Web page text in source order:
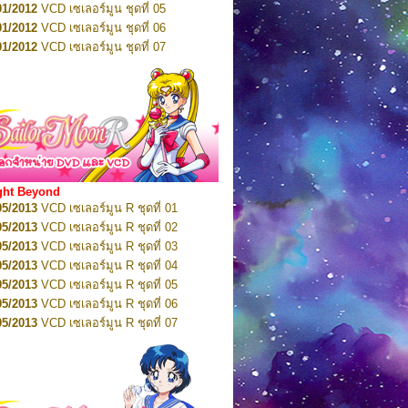
2016DVD เซเลอร์มูน คริสตัล VOL.7
2016DVD เซเลอร์มูน คริสตัล VOL.8
2017 DVD เซเลอร์มูน คริสตัล Box-Set
2012 VCD เซเลอร์มูน ชุดที่ 05
2012 VCD เซเลอร์มูน ชุดที่ 06
2012 VCD เซเลอร์มูน ชุดที่ 07
VCD เซเลอร์มูน ชุดที่ 08
VCD เซเลอร์มูน ชุดที่ 09
VCD เซเลอร์มูน ชุดที่ 10
2012VCD เซเลอร์มูน ชุดที่ 11
2012VCD เซเลอร์มูน ชุดที่ 12
2012VCD เซเลอร์มูน ชุดที่ 13
2012VCD เซเลอร์มูน ชุดที่ 14
2012 VCD เซเลอร์มูน ชุดที่ 15
VCD เซเลอร์มูน ชุดที่ 16
VCD เซเลอร์มูน ชุดที่ 17
VCD เซเลอร์มูน ชุดที่ 18
VCD เซเลอร์มูน ชุดที่ 19
VCD เซเลอร์มูน ชุดที่ 20
VCD เซเลอร์มูน ชุดที่ 21
VCD เซเลอร์มูน ชุดที่ 22
VCD เซเลอร์มูน ชุดที่ 23
DVD เซเลอร์มูน ชุดที่ 01
DVD เซเลอร์มูน ชุดที่ 02
Beyond
2013 VCD เซเลอร์มูน R ชุดที่ 01
2013 VCD เซเลอร์มูน R ชุดที่ 02
2013 VCD เซเลอร์มูน R ชุดที่ 03
2013 VCD เซเลอร์มูน R ชุดที่ 04
2013 VCD เซเลอร์มูน R ชุดที่ 05
2013 VCD เซเลอร์มูน R ชุดที่ 06
2013 VCD เซเลอร์มูน R ชุดที่ 07
VCD เซเลอร์มูน R ชุดที่ 08
VCD เซเลอร์มูน R ชุดที่ 09
VCD เซเลอร์มูน R ชุดที่ 10
2013
VCD เซเลอร์มูน R ชุดที่ 11